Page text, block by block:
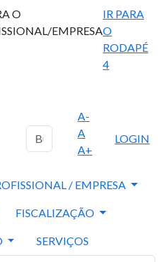
O
EMPRESA
IR PARA
O
RODAPÉ
4
A-
A
A+
LOGIN
/ EMPRESA
FISCALIZAÇÃO
SERVIÇOS